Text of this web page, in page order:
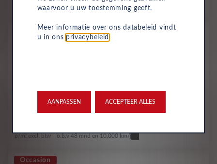
p/m. excl. btw o.b.v 48 mnd en 10,000 km/j
Occasion
Peugeot 2008
All-inclusive prijs
426
p/m. excl. btw o.b.v 48 mnd en 10,000 km/j
Occasion
waarvoor u uw toestemming geeft.
Meer informatie over ons databeleid vindt
u in ons privacybeleid
AANPASSEN ACCEPTEER ALLES